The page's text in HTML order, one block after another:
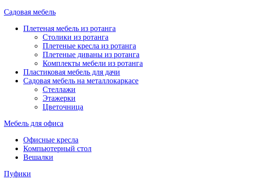
Садовая мебель
Плетеная мебель из ротанга
Столики из ротанга
Плетеные кресла из ротанга
Плетеные диваны из ротанга
Комплекты мебели из ротанга
Пластиковая мебель для дачи
Садовая мебель на металлокаркасе
Стеллажи
Этажерки
Цветочница
Мебель для офиса
Офисные кресла
Компьютерный стол
Вешалки
Пуфики